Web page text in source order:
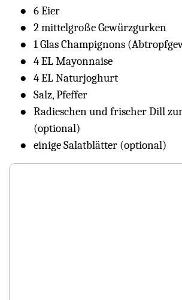
6 Eier
2 mittelgroße Gewürzgurken
1 Glas Champignons
4 EL Mayonnaise
4 EL Naturjoghurt
Salz, Pfeffer
Radieschen und frischer Dill
(optional)
einige Salatblätter (optional)